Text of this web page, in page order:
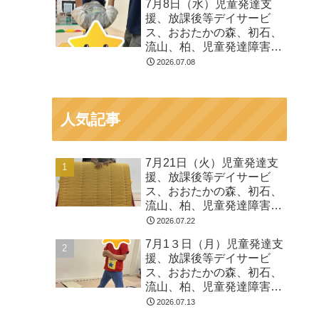
る 発達障害 放デイ 自
閉症 ADHD アスペルガ
ー症候
7月8日（水）児童発達支
援、放課後等デイサービ
ス、おおたかの森、初石、
流山、柏、児童発達障害
運動療育 柳沢運動プログ
2026.07.08
人気記事
7月21日（火）児童発達支
援、放課後等デイサービ
ス、おおたかの森、初石、
流山、柏、児童発達障害
運動療育 柳沢運動プログ
る 発達障害 放デイ 自
閉症 ADHD アスペルガ
ー症候
2026.07.22
7月1３日（月）児童発達支
援、放課後等デイサービ
ス、おおたかの森、初石、
流山、柏、児童発達障害
運動療育 柳沢運動プログ
2026.07.13